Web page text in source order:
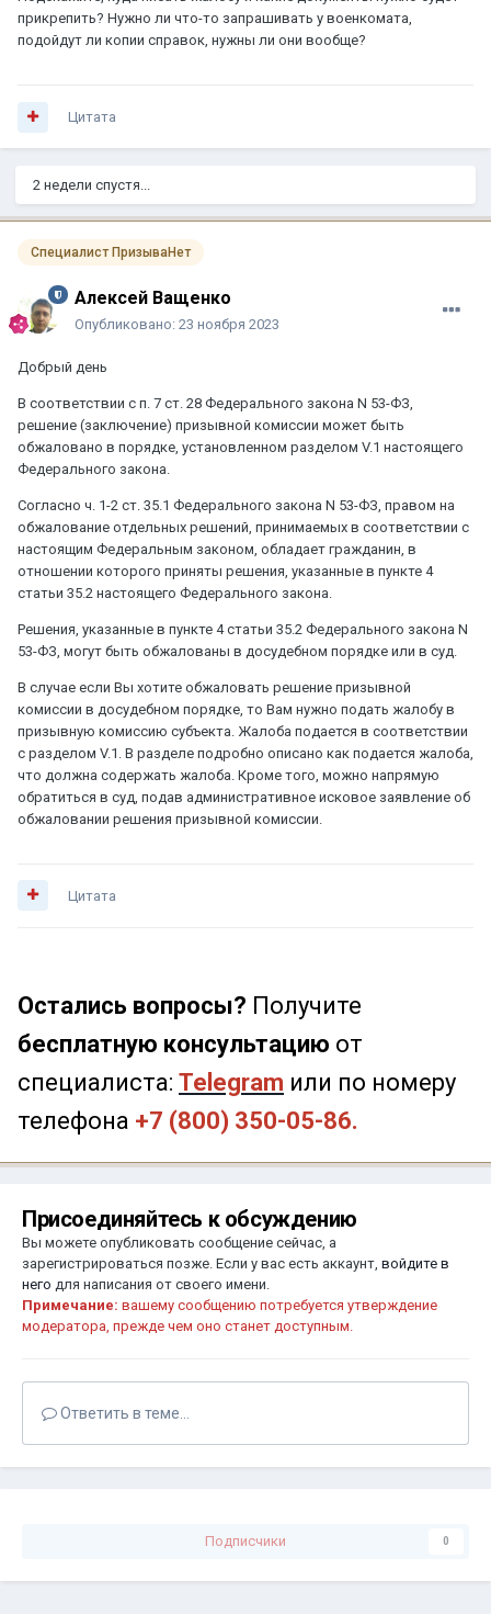
прикрепить? Нужно ли что-то запрашивать у военкомата,
подойдут ли копии справок, нужны ли они вообще?
Цитата
2 недели спустя...
Специалист ПризываНет
Алексей Ващенко
Опубликовано: 23 ноября 2023
Добрый день
В соответствии с п. 7 ст. 28 Федерального закона N 53-ФЗ,
решение (заключение) призывной комиссии может быть
обжаловано в порядке, установленном разделом V.1 настоящего
Федерального закона.
Согласно ч. 1-2 ст. 35.1 Федерального закона N 53-ФЗ, правом на
обжалование отдельных решений, принимаемых в соответствии с
настоящим Федеральным законом, обладает гражданин, в
отношении которого приняты решения, указанные в пункте 4
статьи 35.2 настоящего Федерального закона.
Решения, указанные в пункте 4 статьи 35.2 Федерального закона N
53-ФЗ, могут быть обжалованы в досудебном порядке или в суд.
В случае если Вы хотите обжаловать решение призывной
комиссии в досудебном порядке, то Вам нужно подать жалобу в
призывную комиссию субъекта. Жалоба подается в соответствии
с разделом V.1. В разделе подробно описано как подается жалоба,
что должна содержать жалоба. Кроме того, можно напрямую
обратиться в суд, подав административное исковое заявление об
обжаловании решения призывной комиссии.
Цитата
Остались вопросы? Получите
бесплатную консультацию от
специалиста: Telegram или по номеру
телефона +7 (800) 350-05-86.
Присоединяйтесь к обсуждению
Вы можете опубликовать сообщение сейчас, а
зарегистрироваться позже. Если у вас есть аккаунт, войдите в
него для написания от своего имени.
Примечание: вашему сообщению потребуется утверждение
модератора, прежде чем оно станет доступным.
Ответить в теме...
Подписчики 0